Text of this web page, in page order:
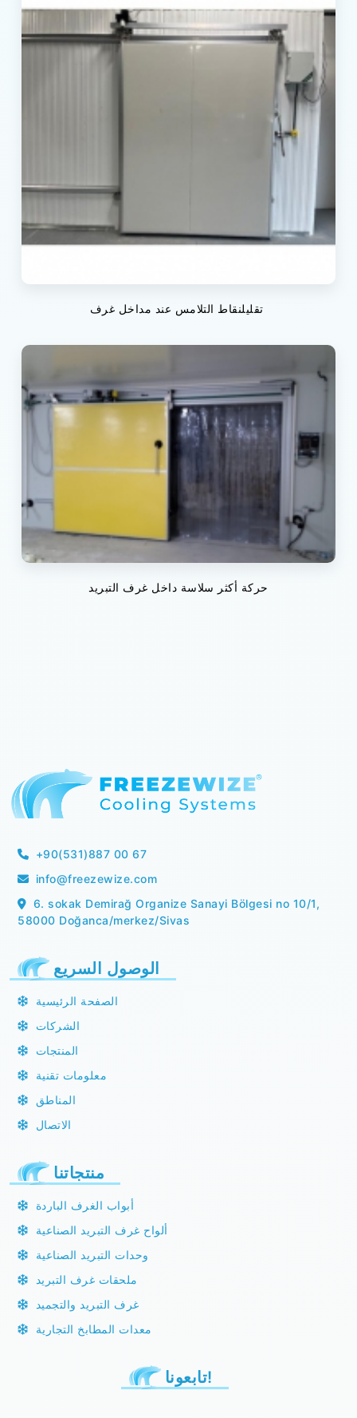
حركة أكثر سلاسة داخل غرف التبريد
+90(531)887 00 67
info@freezewize.com
6. sokak Demirağ Organize Sanayi Bölgesi no 10/1,
58000 Doğanca/merkez/Sivas
الوصول السريع
الصفحة الرئيسية
الشركات
المنتجات
معلومات تقنية
المناطق
الاتصال
منتجاتنا
أبواب الغرف الباردة
ألواح غرف التبريد الصناعية
وحدات التبريد الصناعية
ملحقات غرف التبريد
غرف التبريد والتجميد
معدات المطابخ التجارية
تابعونا!